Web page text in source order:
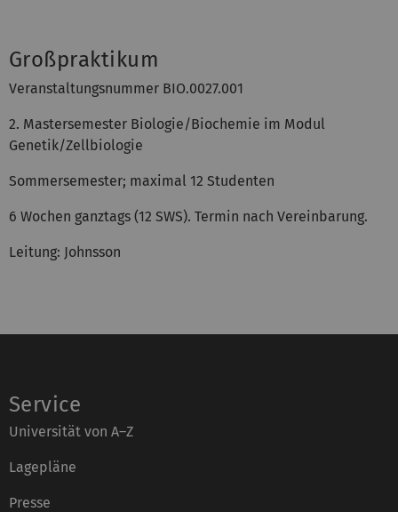
Großpraktikum
Veranstaltungsnummer BIO.0027.001
2. Mastersemester Biologie/Biochemie im Modul
Genetik/Zellbiologie
Sommersemester; maximal 12 Studenten
6 Wochen ganztags (12 SWS). Termin nach Vereinbarung.
Leitung: Johnsson
Service
Universität von A–Z
Lagepläne
Presse